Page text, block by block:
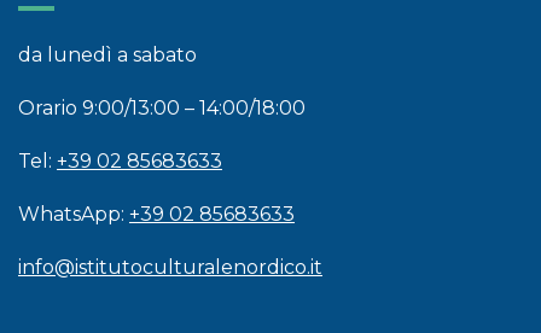
da lunedì a sabato
Orario 9:00/13:00 – 14:00/18:00
Tel: +39 02 85683633
WhatsApp: +39 02 85683633
info@istitutoculturalenordico.it